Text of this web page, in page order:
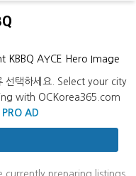
선택하세요. Select your city
with OCKorea365.com
AD